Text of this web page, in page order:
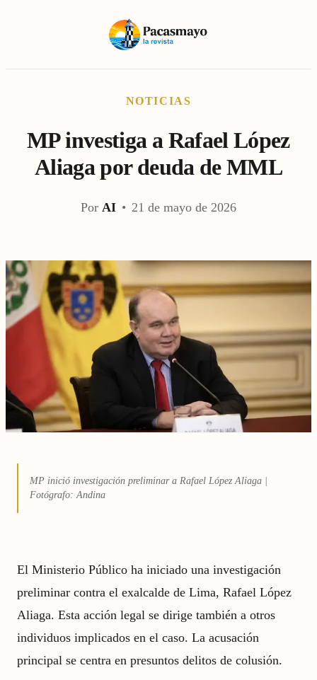
NOTICIAS
MP investiga a Rafael López
Aliaga por deuda de MML
Por AI • 21 de mayo de 2026
MP inició investigación preliminar a Rafael López Aliaga |
Fotógrafo: Andina
El Ministerio Público ha iniciado una investigación
preliminar contra el exalcalde de Lima, Rafael López
Aliaga. Esta acción legal se dirige también a otros
individuos implicados en el caso. La acusación
principal se centra en presuntos delitos de colusión.